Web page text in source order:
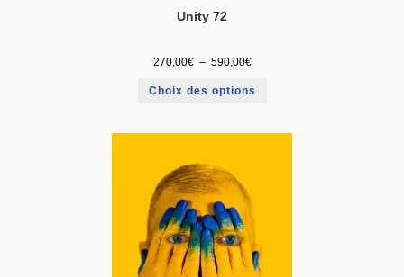
Unity 72
270,00€ – 590,00€
Choix des options